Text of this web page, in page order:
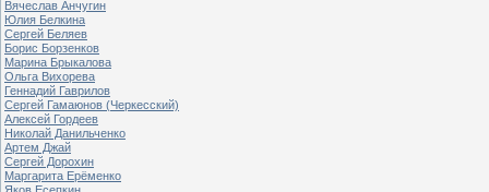
Вячеслав Анчугин
Юлия Белкина
Сергей Беляев
Борис Борзенков
Марина Брыкалова
Ольга Вихорева
Геннадий Гаврилов
Сергей Гамаюнов (Черкесский)
Алексей Гордеев
Николай Данильченко
Артем Джай
Сергей Дорохин
Маргарита Ерёменко